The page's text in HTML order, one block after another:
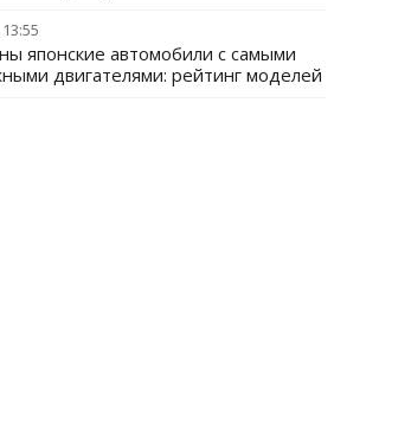
японские автомобили с самыми
двигателями: рейтинг моделей